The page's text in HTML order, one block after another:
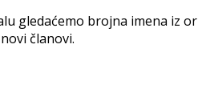
gledaćemo brojna imena iz
članovi.